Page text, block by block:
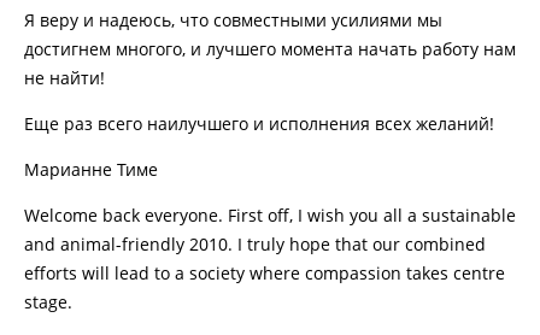
Я веру и надеюсь, что совместными усилиями мы
достигнем многого, и лучшего момента начать работу нам
не найти!
Еще раз всего наилучшего и исполнения всех желаний!
Марианне Тиме
Welcome back everyone. First off, I wish you all a sustainable
and animal-friendly 2010. I truly hope that our combined
efforts will lead to a society where compassion takes centre
stage.